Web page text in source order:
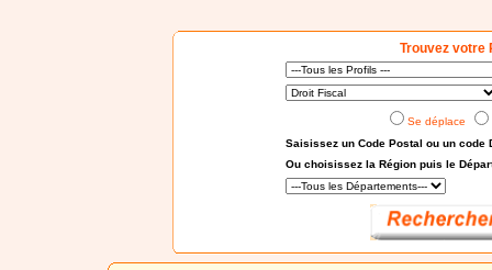
Trouvez votre
Se déplace
Saisissez un Code Postal ou un code
Ou choisissezla Région puis le